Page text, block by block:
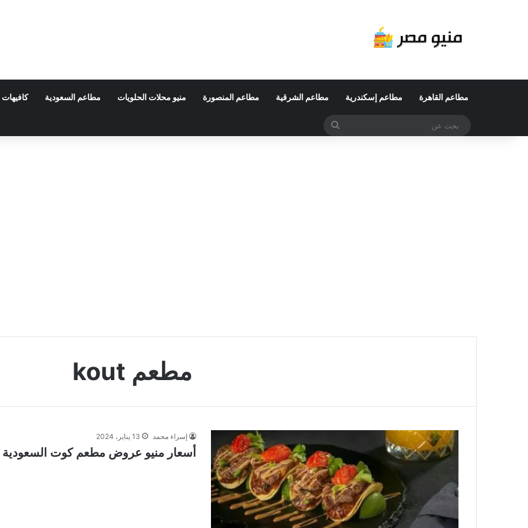
مطاعم القاهرة مطاعم إسكندرية مطاعم الشرقية مطاعم المنصورة منيو محلات الحلويات مطاعم السعودية
مطعم kout
إسراء محمد 13 يناير، 2024
أسعار منيو عروض مطعم كوت السعودية 2024